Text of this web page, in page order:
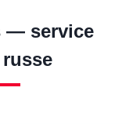
— service